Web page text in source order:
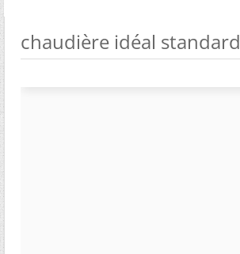
chaudière idéal standard